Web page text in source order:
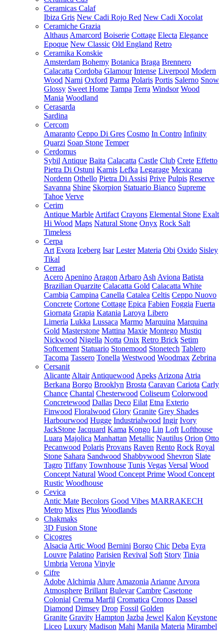
Ceramicas Calaf
Ibiza Gris New Cadi Rojo Red New Cadi Xocolat
Ceramiche Grazia
Althaus Amarcord Boiserie Cottage Electa Elegance
Epoque New Classic Old England Retro
Ceramika Konskie
Amsterdam Bohemy Botanica Braga Brennero
Calacatta Cordoba Glamour Intense Liverpool Modern
Wood Narni Oxford Parma Polaris Portis Salerno Snow
Glossy Sweet Home Tampa Terra Windsor Wood
Mania Woodland
Cerasarda
Sardina
Cercom
Amaranto Ceppo Di Gres Cosmo In Contro Infinity
Quarzi Soap Stone Temper
Cerdomus
Sybil Antique Baita Calacatta Castle Club Crete Effetto
Pietra Di Ostuni Karnis Lefka Legarage Mexicana
Nordenn Othello Pietra Di Assisi Prive Pulpis Reserve
Savanna Shine Skorpion Statuario Bianco Supreme
Tahoe Verve
Cerim
Antique Marble Artifact Crayons Elemental Stone Exalt
Hi Wood Maps Natural Stone Onyx Rock Salt
Timeless
Cerpa
Art Evora Iceberg Isar Lester Materia Obi Oxido Sisley
Tikal
Cerrad
Acero Apenino Aragon Arbaro Ash Aviona Batista
Brazilian Quarzite Calacatta Gold Calacatta White
Cambia Campina Canella Catalea Celtis Ceppo Nuovo
Concrete Cortone Cottage Epica Fabien Foggia Fuerta
Giornata Grapia Katania Laroya Libero
Limeria Lukka Lussaca Marmo Marquina Marquina
Gold Masterstone Mattina Maxie Montego Mustiq
Nickwood Nigella Notta Onix Retro Brick Setim
Softcement Statuario Stonemood Stonetech Tablero
Tacoma Tassero Tonella Westwood Woodmax Zebrina
Cersanit
Alicante Altair Antiquewood Apeks Arizona Atria
Berkana Borgo Brooklyn Brosta Caravan Cariota Carly
Chance Chantal Chesterwood Coliseum Colorwood
Concretewood Dallas Deco Eilat Etna Exterio
Finwood Floralwood Glory Granite Grey Shades
Harbourwood Hugge Industrialwood Ingir Ivory
JackStone Jacquard Kama Kongo Lin Loft Lofthouse
Luara Majolica Manhattan Metallic Nautilus Orion Otto
Pecanwood Polaris Provans Raven Rento Rock Royal
Stone Sahara Sandwood Shabbywood Shevron Slate
Tagro Tiffany Townhouse Tunis Vegas Versal Wood
Concept Natural Wood Concept Prime Wood Concept
Rustic Woodhouse
Cevica
Antic Mate Becolors Good Vibes MARRAKECH
Metro Mixes Plus Woodlands
Chakmaks
3D Fusion Stone
Cicogres
Alsacia Artic Wood Bernini Borgo Chic Deba Eyra
Louvre Palatino Parisien Revival Soft Story Tinia
Umbria Verona Vinyle
Cifre
Adobe Alchimia Alure Amazonia Arianne Arvora
Atmosphere Brillant Bulevar Cambre Casetone
Colonial Crema Marfil Cromatica Cronos Dassel
Diamond Dimsey Drop Fossil Golden
Granite Gravity Hampton Jazba Jewel Kalon Keystone
Liceo Luxury Madison Mahi Manila Materia Mirambel